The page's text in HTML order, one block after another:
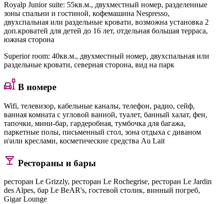
Royalp Junior suite: 55кв.м., двухместный номер, разделенные
зоны спальни и гостиной, кофемашина Nespresso,
двухспальная или раздельные кровати, возможна установка 2
доп.кроватей для детей до 16 лет, отдельная большая терраса,
южная сторона
Superior room: 40кв.м., двухместный номер, двухспальная или
раздельные кровати, северная сторона, вид на парк
В номере
Wifi, телевизор, кабельные каналы, телефон, радио, сейф,
ванная комната с угловой ванной, туалет, банный халат, фен,
тапочки, мини-бар, гардеробная, тумбочка для багажа,
паркетные полы, письменный стол, зона отдыха с диваном
и\или креслами, косметические средства Au Lait
Рестораны и бары
ресторан Le Grizzly, ресторан Le Rochegrise, ресторан Le Jardin
des Alpes, бар Le BeAR's, гостевой столик, винный погреб,
Gigar Lounge